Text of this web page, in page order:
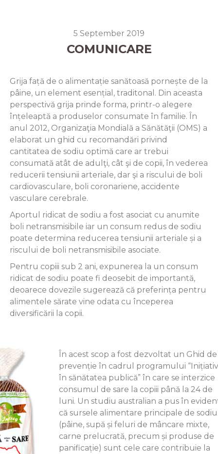
5 September 2019
COMUNICARE
Grija față de o alimentație sanătoasă pornește de la
pâine, un element esențial, traditonal. Din aceasta
perspectivă grija prinde forma, printr-o alegere
înțeleaptă a produselor consumate în familie. În
anul 2012, Organizaţia Mondială a Sănătăţii (OMS) a
elaborat un ghid cu recomandări privind
cantitatea de sodiu optimă care ar trebui
consumată atât de adulţi, cât şi de copii, în vederea
reducerii tensiunii arteriale, dar şi a riscului de boli
cardiovasculare, boli coronariene, accidente
vasculare cerebrale.
Aportul ridicat de sodiu a fost asociat cu anumite
boli netransmisibile iar un consum redus de sodiu
poate determina reducerea tensiunii arteriale și a
riscului de boli netransmisibile asociate.
Pentru copiii sub 2 ani, expunerea la un consum
ridicat de sodiu poate fi deosebit de importantă,
deoarece dovezile sugerează că preferința pentru
alimentele sărate vine odata cu începerea
diversificării la copii.
În acest scop a fost dezvoltat un Ghid de
prevenție în cadrul programului
în sănătatea publică” în care se interzice
consumul de sare la copiii până la 24 de
luni. Un studiu australian a pus în
că sursele alimentare principale de sodiu
(pâine, supă și feluri de mâncare mixte,
carne prelucrată, precum și produse de
panificație) sunt cele care contribuie la